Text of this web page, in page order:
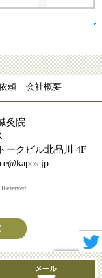
頼 会社概要
灸院
ークビル北品川 4F